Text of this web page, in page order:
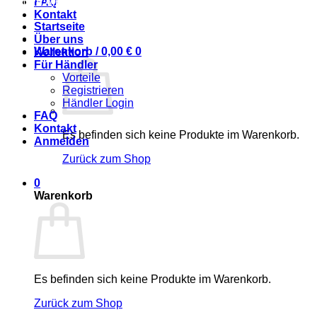
Kontakt
Warenkorb /0,00 € 0
Es befinden sich keine Produkte im Warenkorb.
Zurück zum Shop
0
Warenkorb
Es befinden sich keine Produkte im Warenkorb.
Zurück zum Shop
© 2025 Alpaca Living
Startseite
Über uns
Kollektion
Für Händler
Vorteile
Registrieren
Händler Login
FAQ
Kontakt
Anmelden